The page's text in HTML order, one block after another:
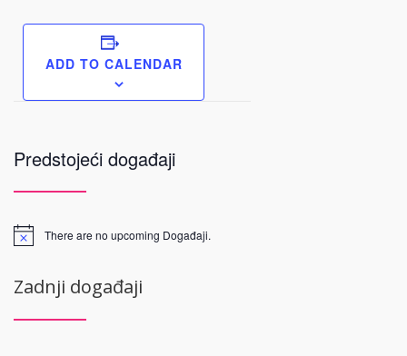
ADD TO CALENDAR
Predstojeći događaji
There are no upcoming Događaji.
Zadnji događaji